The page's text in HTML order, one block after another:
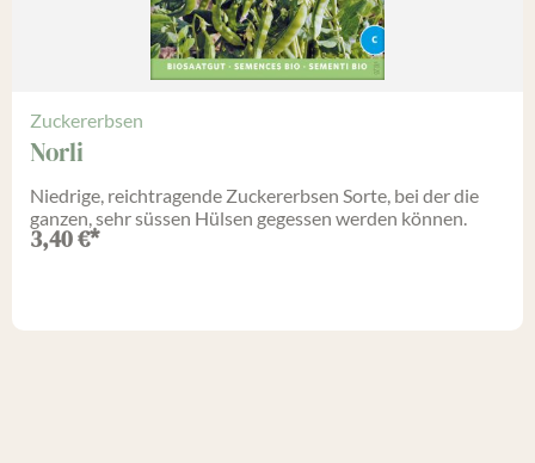
Zuckererbsen
Norli
Niedrige, reichtragende Zuckererbsen Sorte, bei der die
ganzen, sehr süssen Hülsen gegessen werden können.
3,40€*